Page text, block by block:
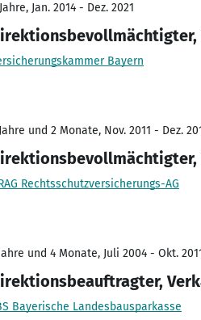
Jan. 2014 - Dez. 2021
Bayern
und 2 Monate, Nov. 2011 - Dez.
Rechtsschutzversicherungs-AG
und 4 Monate, Juli 2004 - Okt.
Bayerische Landesbausparkasse